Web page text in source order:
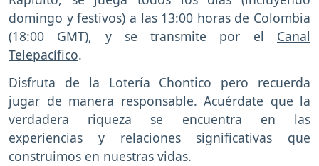
domingo y festivos) a las 13:00 horas de Colombia
(18:00 GMT), y se transmite por el Canal
Telepacífico.
Disfruta de la Lotería Chontico pero recuerda
jugar de manera responsable. Acuérdate que la
verdadera riqueza se encuentra en las
experiencias y relaciones significativas que
construimos en nuestras vidas.